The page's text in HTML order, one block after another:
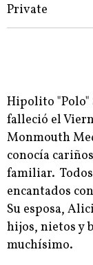
Private
Hipolito "Polo"
falleció el
Monmouth
conocía
familiar.
encantados
Su esposa,
hijos, nietos y
muchísimo.